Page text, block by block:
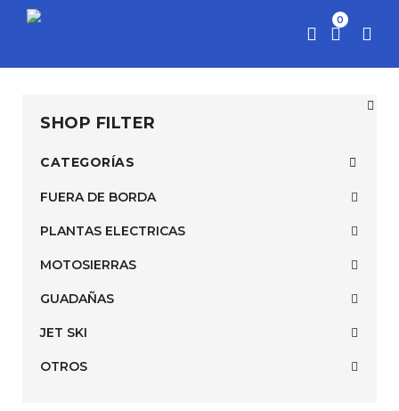
0
SHOP FILTER
CATEGORÍAS
FUERA DE BORDA
PLANTAS ELECTRICAS
MOTOSIERRAS
GUADAÑAS
JET SKI
OTROS